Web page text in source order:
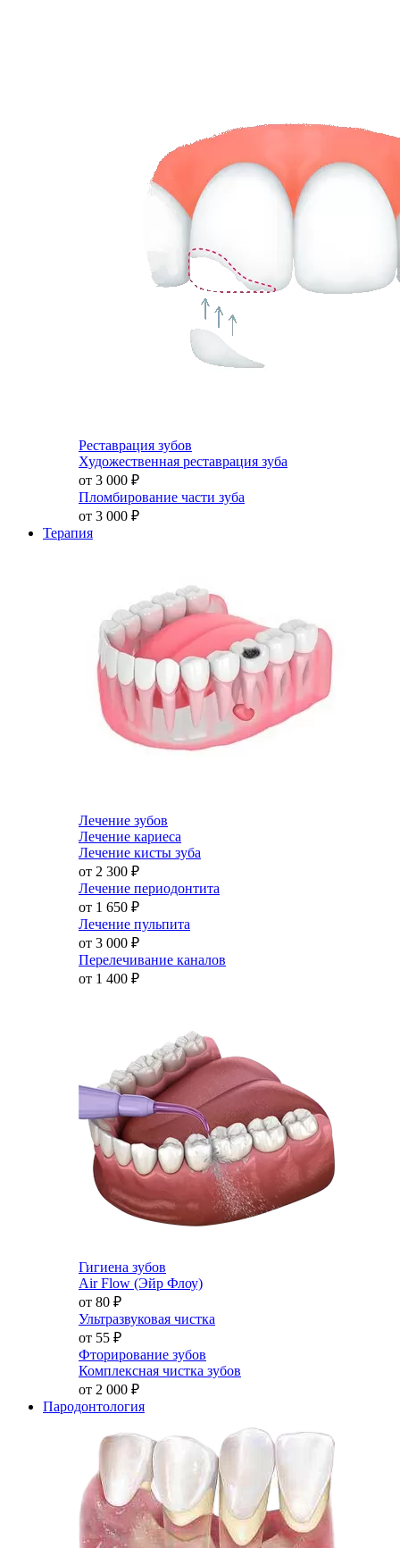
Реставрация зубов
Художественная реставрация зуба
от 3 000 ₽
Пломбирование части зуба
от 3 000 ₽
Терапия
Лечение зубов
Лечение кариеса
Лечение кисты зуба
от 2 300 ₽
Лечение периодонтита
от 1 650 ₽
Лечение пульпита
от 3 000 ₽
Перелечивание каналов
от 1 400 ₽
Гигиена зубов
Air Flow (Эйр Флоу)
от 80 ₽
Ультразвуковая чистка
от 55 ₽
Фторирование зубов
Комплексная чистка зубов
от 2 000 ₽
Пародонтология